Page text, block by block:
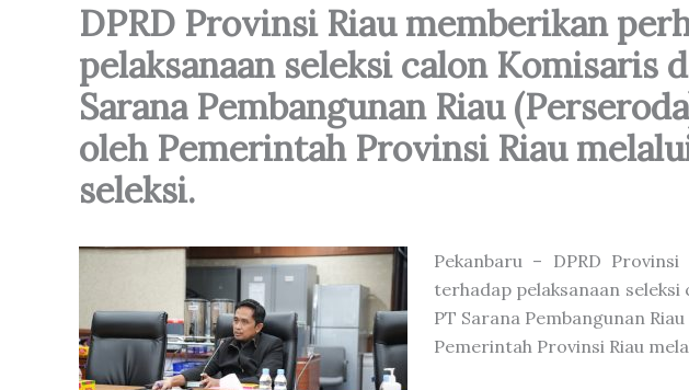
DPRD Provinsi Riau memberikan
pelaksanaan seleksi calon Komisaris
Sarana Pembangunan Riau
oleh Pemerintah Provinsi Riau
seleksi.
Pekanbaru – DPRD
terhadap pelaksanaan
PT Sarana Pembangunan
Pemerintah Provinsi Riau